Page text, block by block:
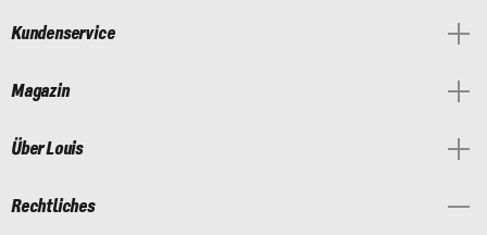
Kundenservice
Magazin
Über Louis
Rechtliches